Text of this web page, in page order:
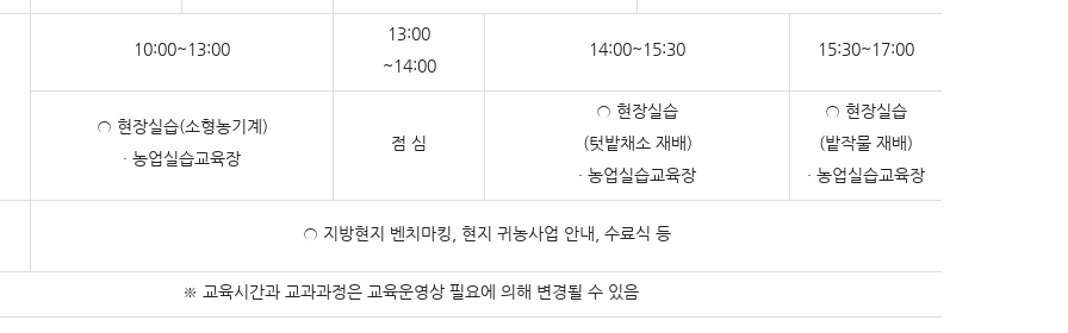
10:00~13:00
13:00
~14:00
14:00~15:30 15:30~17:00
○ 현장실습(소형농기계)
· 농업실습교육장
점 심
○ 현장실습
(텃밭채소 재배)
· 농업실습교육장
○ 현장실습
(밭작물 재배)
· 농업실습교육장
○ 지방현지 벤치마킹, 현지 귀농사업 안내, 수료식 등
※ 교육시간과 교과과정은 교육운영상 필요에 의해 변경될 수 있음